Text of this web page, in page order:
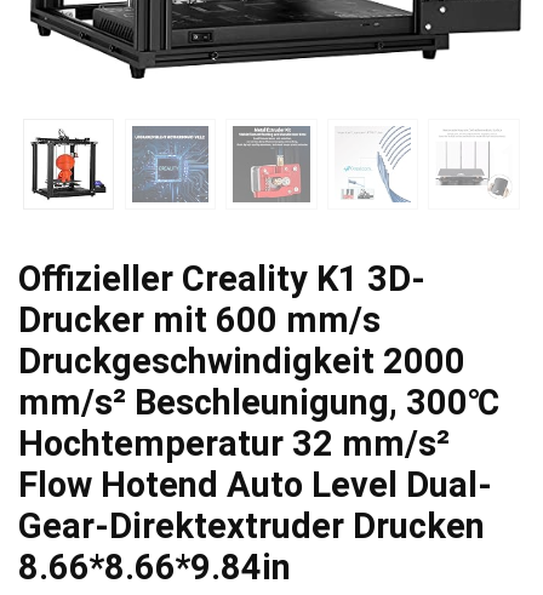
Offizieller Creality K1 3D-
Drucker mit 600 mm/s
Druckgeschwindigkeit 2000
mm/s² Beschleunigung, 300℃
Hochtemperatur 32 mm/s²
Flow Hotend Auto Level Dual-
Gear-Direktextruder Drucken
8.66*8.66*9.84in